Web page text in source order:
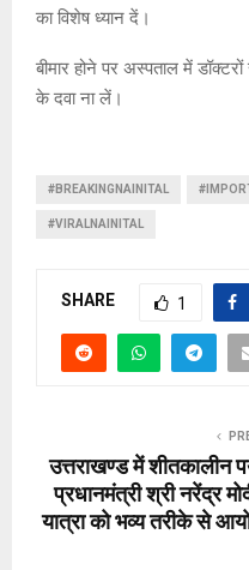
का विशेष ध्यान दें।
बीमार होने पर अस्पताल में
के दवा ना लें।
#BREAKINGNAINITAL
#VIRALNAINITAL
SHARE 1
उत्तराखण्ड में शीतकालीन
प्रधानमंत्री श्री नरेंद्र
यात्रा को भव्य तरीके से